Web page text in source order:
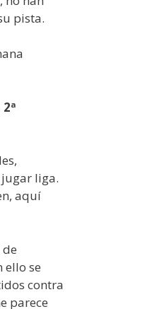
pista.
liga.
aquí
ello se
contra
parece